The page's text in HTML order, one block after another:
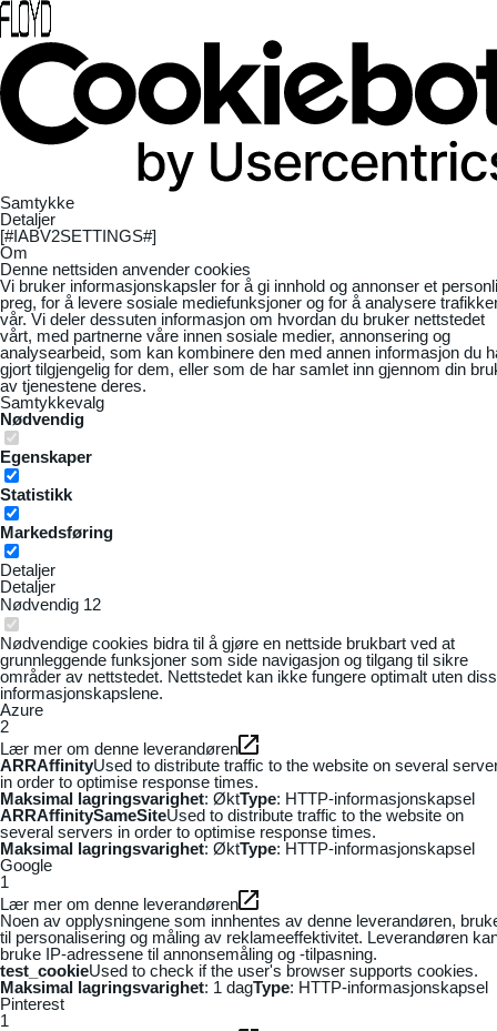
Samtykke
Detaljer
[#IABV2SETTINGS#]
Om
Denne nettsiden anvender cookies
Vi bruker informasjonskapsler for å gi innhold og annonser et
preg, for å levere sosiale mediefunksjoner og for å analysere
vår. Vi deler dessuten informasjon om hvordan du bruker nettstedet
vårt, med partnerne våre innen sosiale medier, annonsering og
analysearbeid, som kan kombinere den med annen informasjon du
gjort tilgjengelig for dem, eller som de har samlet inn gjennom din
av tjenestene deres.
Samtykkevalg
Nødvendig
Egenskaper
Statistikk
Markedsføring
Detaljer
Detaljer
Nødvendig 12
Nødvendige cookies bidra til å gjøre en nettside brukbart ved at
grunnleggende funksjoner som side navigasjon og tilgang til sikre
områder av nettstedet. Nettstedet kan ikke fungere optimalt uten
informasjonskapslene.
Azure
2
Lær mer om denne leverandøren
ARRAffinityUsed to distribute traffic to the website on several
in order to optimise response times.
Maksimal lagringsvarighet: ØktType: HTTP-informasjonskapsel
ARRAffinitySameSiteUsed to distribute traffic to the website on
several servers in order to optimise response times.
Maksimal lagringsvarighet: ØktType: HTTP-informasjonskapsel
Google
1
Lær mer om denne leverandøren
Noen av opplysningene som innhentes av denne leverandøren,
til personalisering og måling av reklameeffektivitet. Leverandøren
bruke IP-adressene til annonsemåling og -tilpasning.
test_cookieUsed to check if the user's browser supports cookies.
Maksimal lagringsvarighet: 1 dagType: HTTP-informasjonskapsel
Pinterest
1